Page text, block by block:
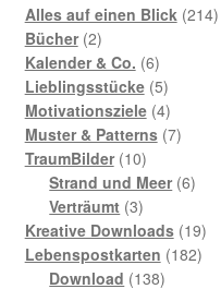
Alles auf einen Blick 214
Bücher 22
Produkte
Kalender & Co. 66
Produkte
Lieblingsstücke 55
Produkte
Motivationsziele 44
Produkte
Muster & Patterns 77
TraumBilder 1010
Produkte
Strand und Meer 66
Verträumt 33
Produkte
Kreative Downloads 1919
Lebenspostkarten 182182
Download 138138